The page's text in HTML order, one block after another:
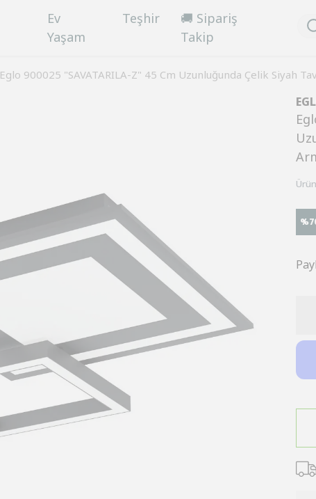
Ev
Yaşam
Teşhir
🚚 Sipariş
Takip
Eglo 900025 "SAVATARILA-Z" 45 Cm Uzunluğunda Çelik Siyah
%